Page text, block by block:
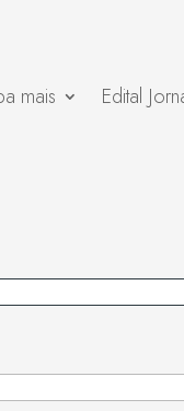
mais Edital